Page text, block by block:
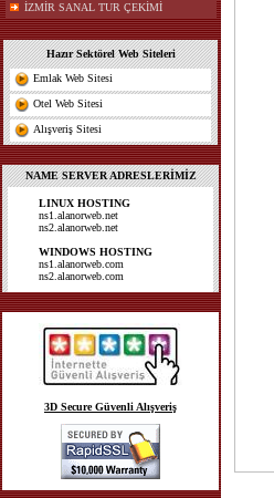
İZMİR SANAL TUR ÇEKİMİ
Hazır Sektörel Web Siteleri
Emlak Web Sitesi
Otel Web Sitesi
Alışveriş Sitesi
NAME SERVER ADRESLERİMİZ
LINUX HOSTING
ns1.alanorweb.net
ns2.alanorweb.net
WINDOWS HOSTING
ns1.alanorweb.com
ns2.alanorweb.com
3D Secure Güvenli Alışveriş